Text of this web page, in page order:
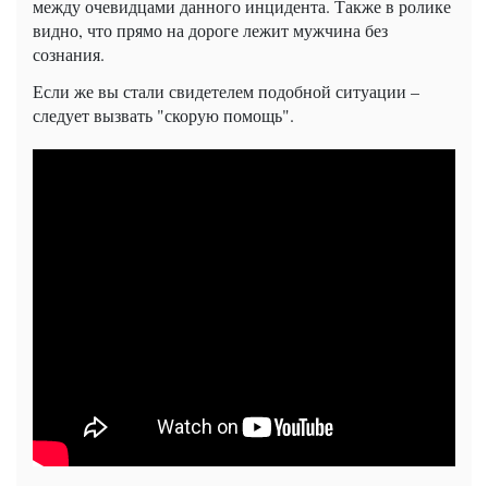
между очевидцами данного инцидента. Также в ролике
видно, что прямо на дороге лежит мужчина без
сознания.
Если же вы стали свидетелем подобной ситуации –
следует вызвать "скорую помощь".